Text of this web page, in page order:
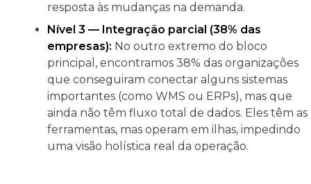
resposta às mudanças na demanda.
Nível 3 — Integração parcial (38% das
empresas): No outro extremo do bloco
principal, encontramos 38% das organizações
que conseguiram conectar alguns sistemas
importantes (como WMS ou ERPs), mas que
ainda não têm fluxo total de dados. Eles têm as
ferramentas, mas operam em ilhas, impedindo
uma visão holística real da operação.